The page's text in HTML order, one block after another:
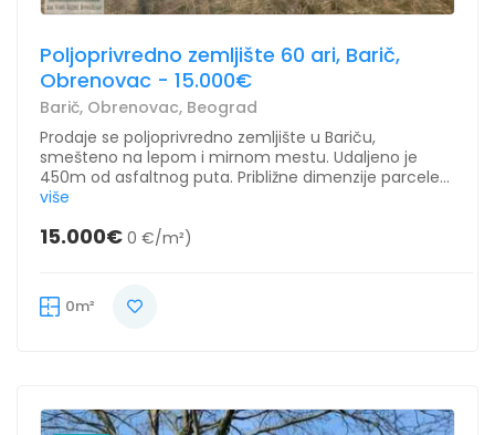
Poljoprivredno zemljište 60 ari, Barič,
Obrenovac - 15.000€
Barič, Obrenovac, Beograd
Prodaje se poljoprivredno zemljište u Bariču,
smešteno na lepom i mirnom mestu. Udaljeno je
450m od asfaltnog puta. Približne dimenzije parcele...
više
15.000€ 0 €/m²)
0m²